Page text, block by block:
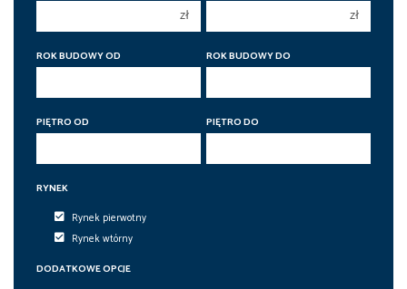
zł zł
ROK BUDOWY OD ROK BUDOWY DO
PIĘTRO OD PIĘTRO DO
RYNEK
Rynek pierwotny
Rynek wtórny
DODATKOWE OPCJE